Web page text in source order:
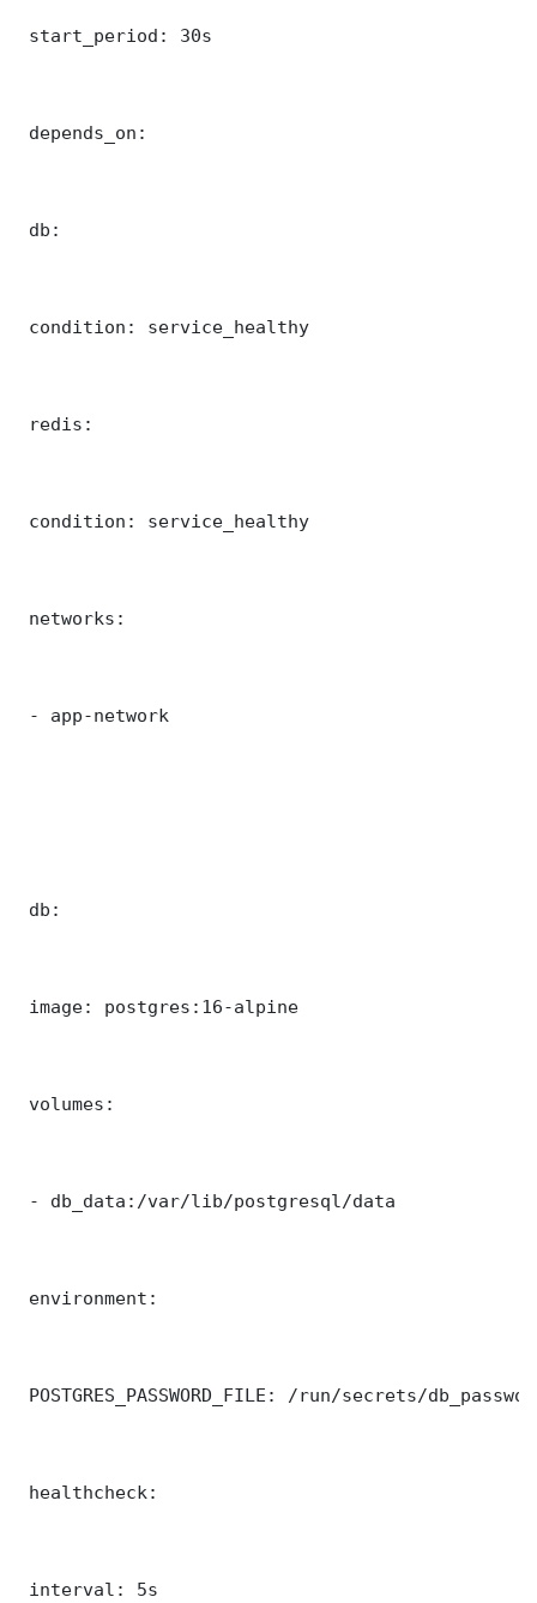
start_period: 30s
depends_on:
db:
condition: service_healthy
redis:
condition: service_healthy
networks:
- app-network
db:
image: postgres:16-alpine
volumes:
- db_data:/var/lib/postgresql/data
environment:
POSTGRES_PASSWORD_FILE: /run/secrets/
healthcheck:
interval: 5s